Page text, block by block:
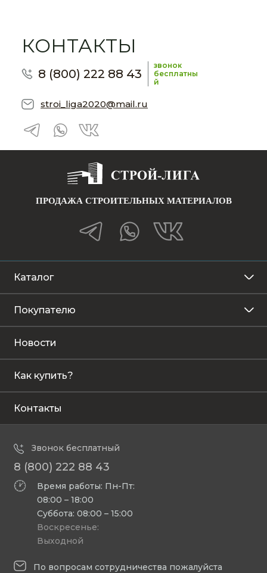
КОНТАКТЫ
8 (800) 222 88 43
звонок
бесплатны
й
stroi_liga2020@mail.ru
ПРОДАЖА СТРОИТЕЛЬНЫХ МАТЕРИАЛОВ
Каталог
Покупателю
Новости
Как купить?
Контакты
Звонок бесплатный
8 (800) 222 88 43
Время работы: Пн-Пт:
08:00 – 18:00
Суббота: 08:00 – 15:00
Воскресенье:
Выходной
По вопросам сотрудничества пожалуйста